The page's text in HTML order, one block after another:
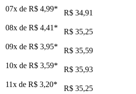
07x de R$ 4,99*
R$ 34,91
08x de R$ 4,41 *
R$ 35,25
09x de R$ 3,95*
R$ 35,59
10x de R$ 3,59*
R$ 35,93
11x de R$ 3,20*
R$ 35,25